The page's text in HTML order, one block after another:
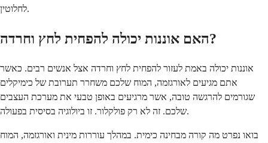
לחלוטין.
האם אוננות יכולה להפחית לחץ וחרדה?
אוננות יכולה באמת לעזור להפחית לחץ וחרדה אצל אנשים רבים. כאשר
אתם מגיעים לאורגזמה, המוח שלכם משחרר תערובת של כימיקלים
שגורמים להרגשה טובה, אשר מרגיעים באופן טבעי את מערכת העצבים
שלכם. זה לא רק פולקלור. זו ביולוגיה בסיסית בפעולה.
בואו נפרט מה קורה מבחינה כימית. במהלך עוררות מינית ואורגזמה, המוח